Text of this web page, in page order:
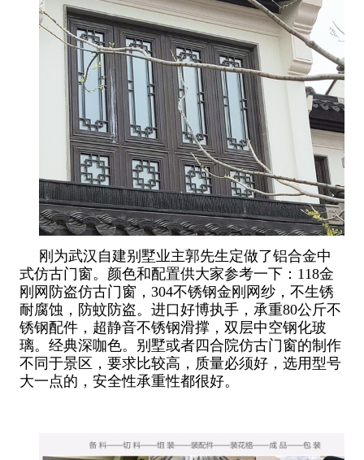
刚为武汉自建别墅业主郭先生定做了铝合金中
式仿古门窗。颜色和配置供大家参考一下：118金
刚网防盗仿古门窗，304不锈钢金刚网纱，不生锈
耐腐蚀，防蚊防盗。进口好博执手，承重80公斤不
锈钢配件，超静音不锈钢滑撑，双层中空钢化玻
璃。经典深咖色。别墅或者四合院仿古门窗的制作
不同于景区，要求比较高，质量必须好，选用型号
大一点的，安全性承重性都很好。